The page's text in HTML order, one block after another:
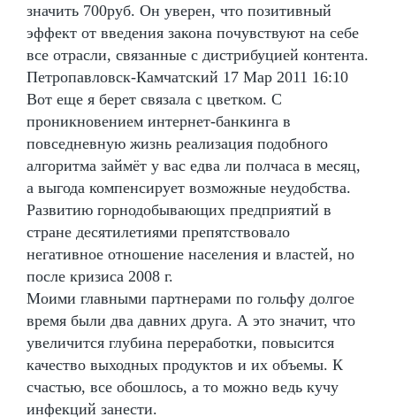
значить 700руб. Он уверен, что позитивный
эффект от введения закона почувствуют на себе
все отрасли, связанные с дистрибуцией контента.
Петропавловск-Камчатский 17 Мар 2011 16:10
Вот еще я берет связала с цветком. С
проникновением интернет-банкинга в
повседневную жизнь реализация подобного
алгоритма займёт у вас едва ли полчаса в месяц,
а выгода компенсирует возможные неудобства.
Развитию горнодобывающих предприятий в
стране десятилетиями препятствовало
негативное отношение населения и властей, но
после кризиса 2008 г.
Моими главными партнерами по гольфу долгое
время были два давних друга. А это значит, что
увеличится глубина переработки, повысится
качество выходных продуктов и их объемы. К
счастью, все обошлось, а то можно ведь кучу
инфекций занести.